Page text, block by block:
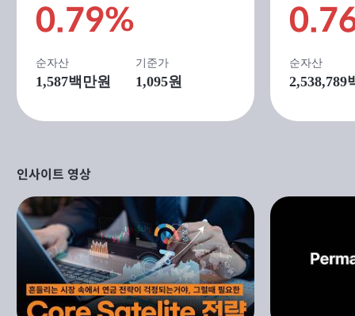
0.79%
순자산
1,587백만원
기준가
1,095원
순자산
2,538,789
인사이트 영상